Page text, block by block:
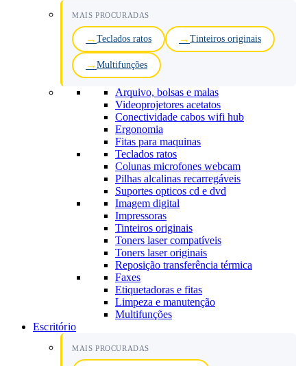
MAIS PROCURADAS
Teclados ratos Tinteiros originais
Multifunções
Arquivo, bolsas e malas
Videoprojetores acetatos
Conectividade cabos wifi hub
Ergonomia
Fitas para maquinas
Teclados ratos
Colunas microfones webcam
Pilhas alcalinas recarregáveis
Suportes opticos cd e dvd
Imagem digital
Impressoras
Tinteiros originais
Toners laser compatíveis
Toners laser originais
Reposição transferência térmica
Faxes
Etiquetadoras e fitas
Limpeza e manutenção
Multifunções
Escritório
MAIS PROCURADAS